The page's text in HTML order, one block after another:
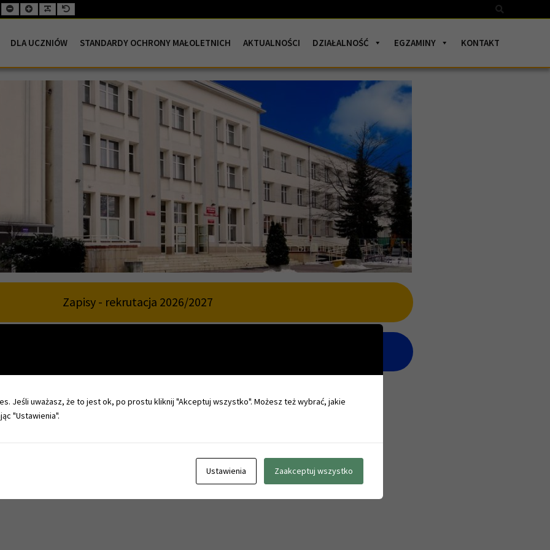
Mniejsza
czcionka
Większa
czcionka
Wyjustowana
czcionkaczcionka
DLA UCZNIÓW STANDARDY OCHRONY MAŁOLETNICH AKTUALNOŚCI DZIAŁALNOŚĆ EGZAMINY KONTAKT
Zapisy - rekrutacja 2026/2027
selected date. To enable this option login to Admin section.
Jeśli uważasz, że to jest ok, po prostu kliknij "Akceptuj wszystko". Możesz też wybrać, jakie
"Ustawienia".
Ustawienia Zaakceptuj wszystko